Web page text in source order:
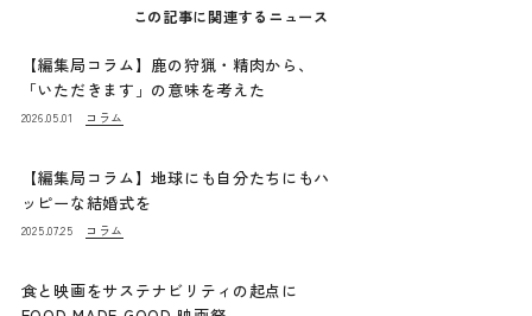
この記事に関連するニュース
【編集局コラム】鹿の狩猟・精肉から、
「いただきます」の意味を考えた
2026.05.01 コラム
【編集局コラム】地球にも自分たちにもハ
ッピーな結婚式を
2025.07.25 コラム
食と映画をサステナビリティの起点に